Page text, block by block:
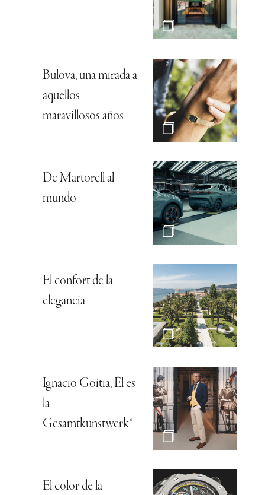
Bulova, una mirada a
aquellos
maravillosos años
De Martorell al
mundo
El confort de la
elegancia
Ignacio Goitia, Él es
la
Gesamtkunstwerk*
El color de la